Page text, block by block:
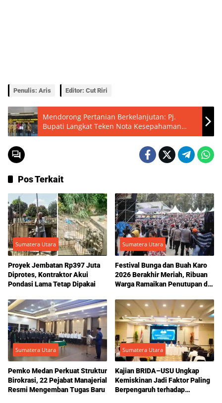
Penulis: Aris Editor: Cut Riri
Mendorong Pertanian Berkelanjutan: Pj.
Bupati Langkat Teken Nota Kesepahaman
dengan BI Sumut
Pos Terkait
Sumatera Utara
Proyek Jembatan Rp397 Juta
Diprotes, Kontraktor Akui
Pondasi Lama Tetap Dipakai
Sumatera Utara
Festival Bunga dan Buah Karo
2026 Berakhir Meriah, Ribuan
Warga Ramaikan Penutupan di
Sumatera Utara
Pemko Medan Perkuat Struktur
Birokrasi, 22 Pejabat Manajerial
Resmi Mengemban Tugas Baru
Sumatera Utara
Kajian BRIDA–USU Ungkap
Kemiskinan Jadi Faktor Paling
Berpengaruh terhadap